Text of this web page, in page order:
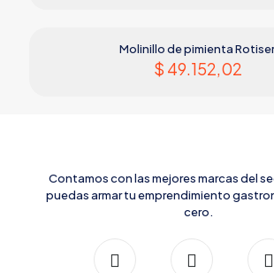
Molinillo de pimienta
$ 49.152,02
Contamos con las mejores marcas del
puedas armar tu emprendimiento
cero.